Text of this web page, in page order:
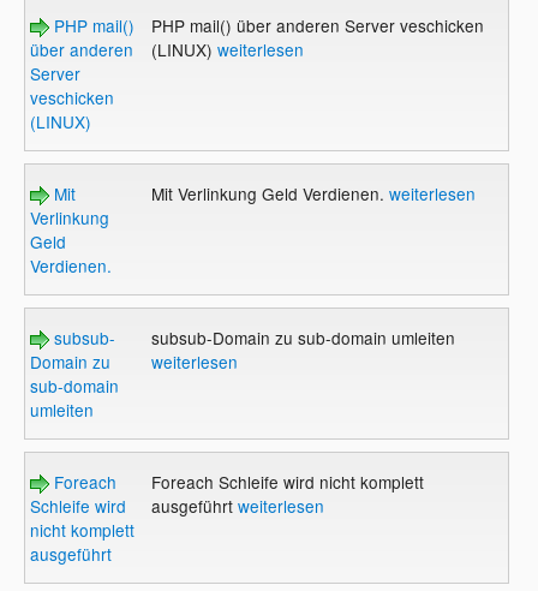
PHP mail()
über anderen
Server
veschicken
(LINUX)
PHP mail() über anderen Server veschicken
(LINUX) weiterlesen
Mit
Verlinkung
Geld
Verdienen.
Mit Verlinkung Geld Verdienen. weiterlesen
subsub-
Domain zu
sub-domain
umleiten
subsub-Domain zu sub-domain umleiten
weiterlesen
Foreach
Schleife wird
nicht komplett
ausgeführt
Foreach Schleife wird nicht komplett
ausgeführt weiterlesen